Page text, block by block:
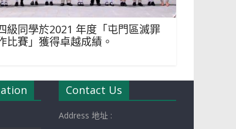
級同學於2021 年度「屯門區滅罪
比賽」獲得卓越成績。
Contact Us
Address 地址 :